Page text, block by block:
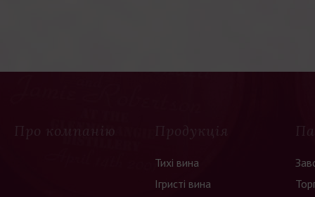
Про компанію Продукція
Тихі вина
Ігристі вина